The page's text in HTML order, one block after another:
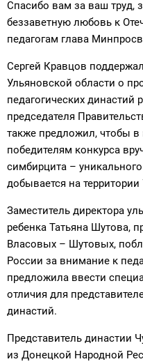
Спасибо вам за ваш труд,
беззаветную любовь к
педагогам глава
Сергей Кравцов
Ульяновской области о
педагогических династий
председателя
также предложил, чтобы в
победителям конкурса
симбирцита –
добывается на
Заместитель директора
ребенка Татьяна Шутова,
Власовых – Шутовых,
России за внимание к
предложила ввести
отличия для
династий.
Представитель династии
из Донецкой Народной